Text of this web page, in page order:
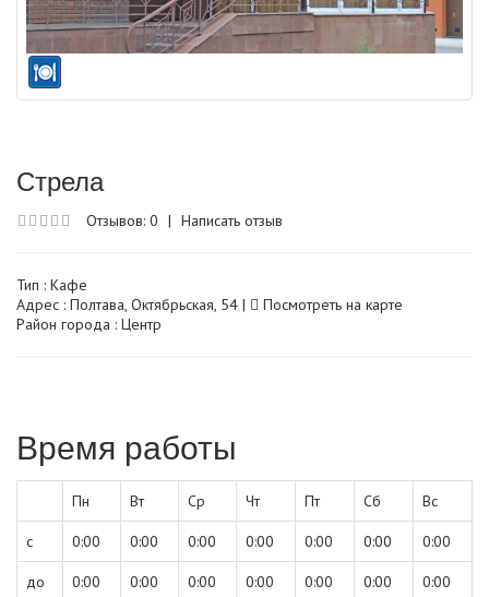
Стрела
Отзывов: 0 | Написать отзыв
Тип : Кафе
Адрес : Полтава, Октябрьская, 54 |
Посмотреть на карте
Район города : Центр
Время работы
Пн Вт Ср Чт Пт Сб Вс
с 0:00 0:00 0:00 0:00 0:00 0:00 0:00
до 0:00 0:00 0:00 0:00 0:00 0:00 0:00